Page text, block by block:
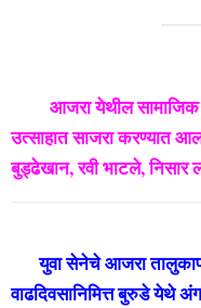
आजरा येथील सामाजिक
उत्साहात साजरा करण्यात
बुड्ढेखान, रवी भाटले, निसार
युवा सेनेचे आजरा
वाढदिवसानिमित्त बुरुडे येथे